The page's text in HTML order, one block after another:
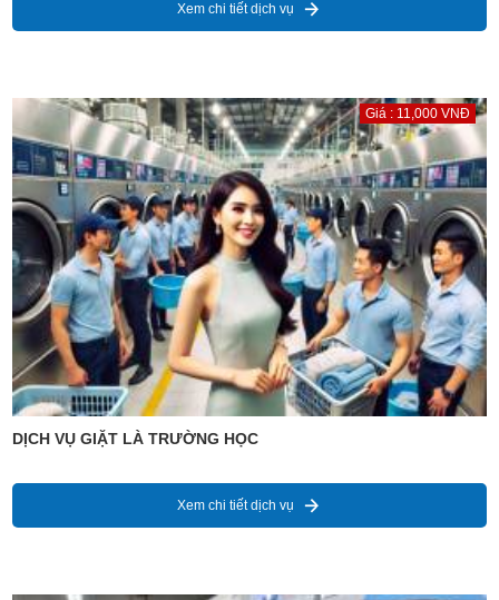
Xem chi tiết dịch vụ
Giá : 11,000 VNĐ
DỊCH VỤ GIẶT LÀ TRƯỜNG HỌC
Xem chi tiết dịch vụ